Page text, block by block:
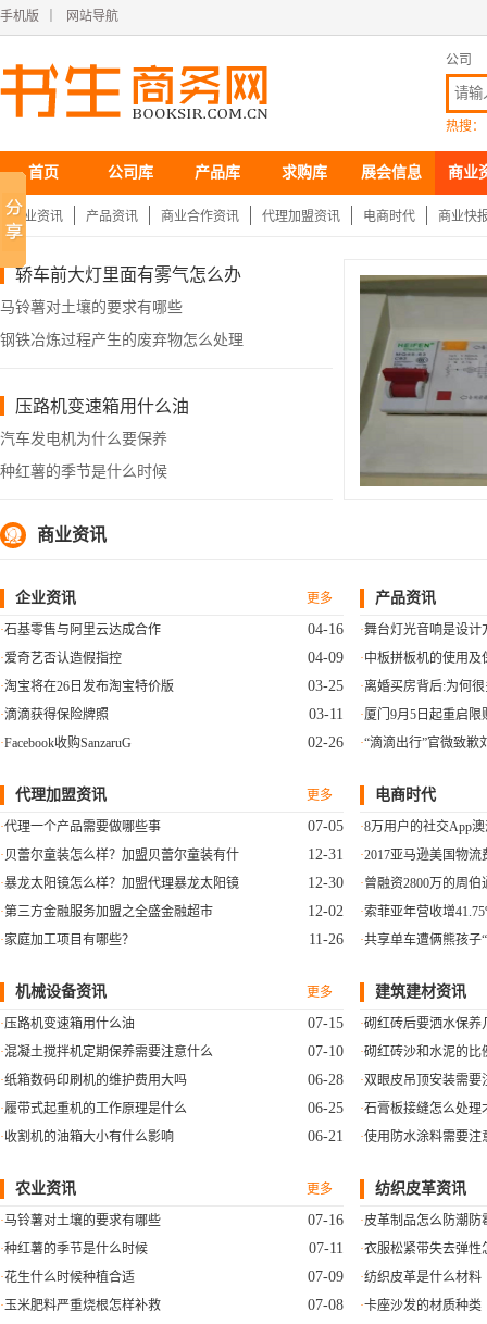
手机版 网站导航
公司
热搜：
首页 公司库 产品库 求购库 展会信息 商业
企业资讯 产品资讯 商业合作资讯 代理加盟资讯 电商时代 商业快
轿车前大灯里面有雾气怎么办
马铃薯对土壤的要求有哪些
钢铁冶炼过程产生的废弃物怎么处理
压路机变速箱用什么油
汽车发电机为什么要保养
种红薯的季节是什么时候
 商业资讯
企业资讯 更多
石基零售与阿里云达成合作 04-16
爱奇艺否认造假指控 04-09
淘宝将在26日发布淘宝特价版 03-25
滴滴获得保险牌照 03-11
Facebook收购SanzaruG 02-26
产品资讯
舞台灯光音响是设计
中板拼板机的使用及
离婚买房背后:为何
厦门9月5日起重启限
“滴滴出行”官微致歉
代理加盟资讯 更多
代理一个产品需要做哪些事 07-05
贝蕾尔童装怎么样？加盟贝蕾尔童装有什 12-31
暴龙太阳镜怎么样？加盟代理暴龙太阳镜 12-30
第三方金融服务加盟之全盛金融超市 12-02
家庭加工项目有哪些？ 11-26
电商时代
8万用户的社交App
2017亚马逊美国物
曾融资2800万的周伯
索菲亚年营收增
共享单车遭俩熊孩子
机械设备资讯 更多
压路机变速箱用什么油 07-15
混凝土搅拌机定期保养需要注意什么 07-10
纸箱数码印刷机的维护费用大吗 06-28
履带式起重机的工作原理是什么 06-25
收割机的油箱大小有什么影响 06-21
建筑建材资讯
砌红砖后要洒水保养
砌红砖沙和水泥的比
双眼皮吊顶安装需要
石膏板接缝怎么处理
使用防水涂料需要注
农业资讯 更多
马铃薯对土壤的要求有哪些 07-16
种红薯的季节是什么时候 07-11
花生什么时候种植合适 07-09
玉米肥料严重烧根怎样补救 07-08
纺织皮革资讯
皮革制品怎么防潮防
衣服松紧带失去弹性
纺织皮革是什么材料
卡座沙发的材质种类